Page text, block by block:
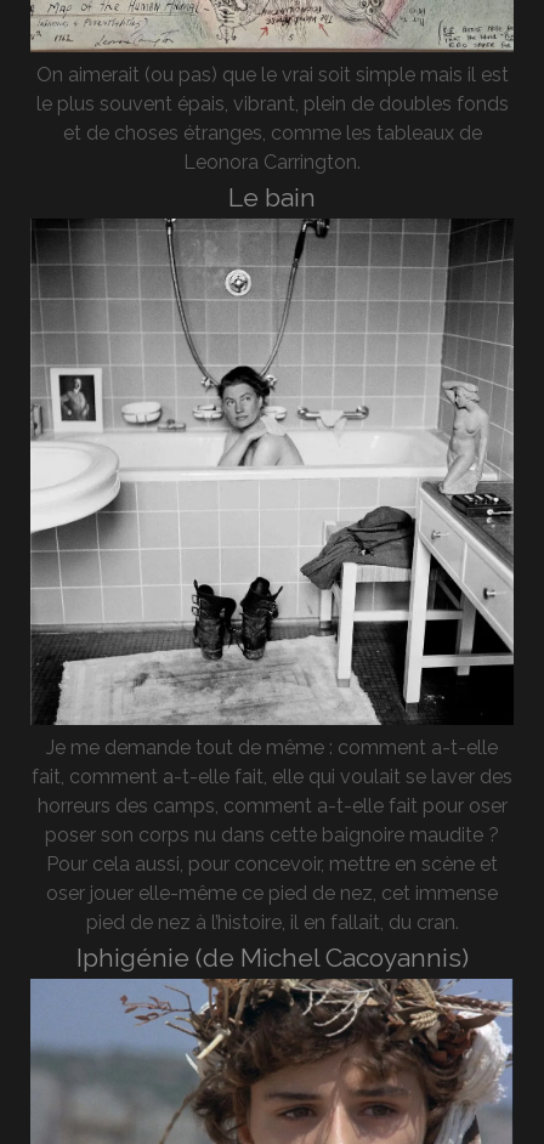
On aimerait (ou pas) que le vrai soit simple mais il est
le plus souvent épais, vibrant, plein de doubles fonds
et de choses étranges, comme les tableaux de
Leonora Carrington.
Le bain
Je me demande tout de même : comment a-t-elle
fait, comment a-t-elle fait, elle qui voulait se laver des
horreurs des camps, comment a-t-elle fait pour oser
poser son corps nu dans cette baignoire maudite ?
Pour cela aussi, pour concevoir, mettre en scène et
oser jouer elle-même ce pied de nez, cet immense
pied de nez à l’histoire, il en fallait, du cran.
Iphigénie (de Michel Cacoyannis)